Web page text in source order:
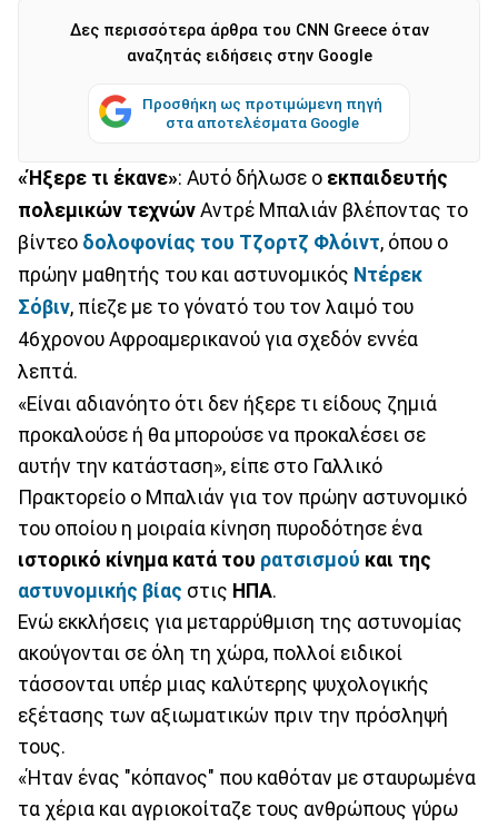
Δες περισσότερα άρθρα του CNN Greece όταν
αναζητάς ειδήσεις στην Google
Προσθήκη ως προτιμώμενη πηγή
στα αποτελέσματα Google
«Ήξερε τι έκανε»: Αυτό δήλωσε ο εκπαιδευτής
πολεμικών τεχνών Αντρέ Μπαλιάν βλέποντας το
βίντεο δολοφονίας του Τζορτζ Φλόιντ, όπου ο
πρώην μαθητής του και αστυνομικός Ντέρεκ
Σόβιν, πίεζε με το γόνατό του τον λαιμό του
46χρονου Αφροαμερικανού για σχεδόν εννέα
λεπτά.
«Είναι αδιανόητο ότι δεν ήξερε τι είδους ζημιά
προκαλούσε ή θα μπορούσε να προκαλέσει σε
αυτήν την κατάσταση», είπε στο Γαλλικό
Πρακτορείο ο Μπαλιάν για τον πρώην αστυνομικό
του οποίου η μοιραία κίνηση πυροδότησε ένα
ιστορικό κίνημα κατά του ρατσισμού και της
αστυνομικής βίας στις ΗΠΑ.
Ενώ εκκλήσεις για μεταρρύθμιση της αστυνομίας
ακούγονται σε όλη τη χώρα, πολλοί ειδικοί
τάσσονται υπέρ μιας καλύτερης ψυχολογικής
εξέτασης των αξιωματικών πριν την πρόσληψή
τους.
«Ήταν ένας "κόπανος" που καθόταν με σταυρωμένα
τα χέρια και αγριοκοίταζε τους ανθρώπους γύρω